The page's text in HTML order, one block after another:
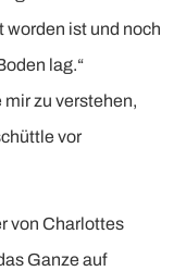
worden ist und noch
lag.“
zu verstehen,
vor
von Charlottes
Ganze auf